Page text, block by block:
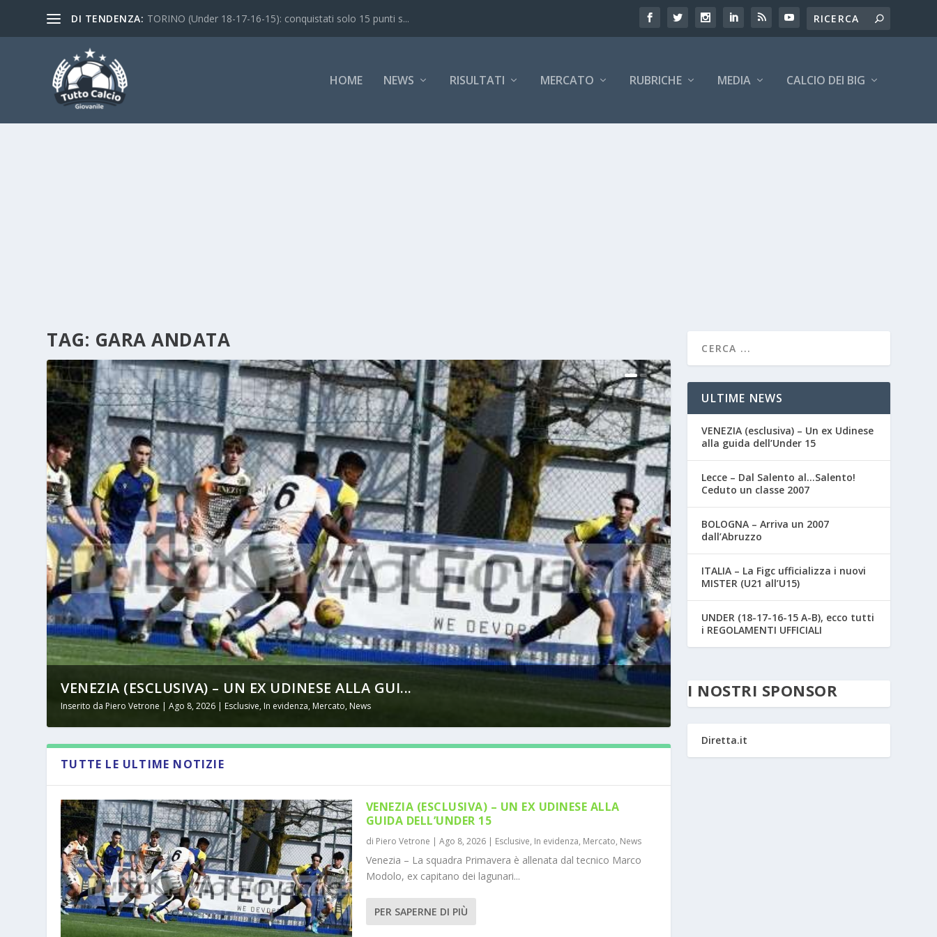
DI TENDENZA: TORINO (Under 18-17-16-15): conquistati solo 15 punti s...
HOME NEWS RISULTATI MERCATO RUBRICHE MEDIA CALCIO DEI BIG
TAG: GARA ANDATA
VENEZIA (ESCLUSIVA) – UN EX UDINESE ALLA GUI...
Inserito daPiero Vetrone |Ago 8, 2026 | Esclusive, In evidenza, Mercato,News
TUTTE LE ULTIME NOTIZIE
VENEZIA (ESCLUSIVA) – UN EX UDINESE ALLA
GUIDA DELL’UNDER 15
di Piero Vetrone | Ago 8, 2026| Esclusive, In evidenza, Mercato, News
Venezia – La squadra Primavera è allenata dal tecnico Marco
Modolo, ex capitano dei lagunari...
PER SAPERNE DI PIÙ
ULTIME NEWS
VENEZIA (esclusiva) – Un ex Udinese
alla guida dell’Under 15
Lecce – Dal Salento al…Salento!
Ceduto un classe 2007
BOLOGNA – Arriva un 2007
dall’Abruzzo
ITALIA – La Figc ufficializza i nuovi
MISTER (U21 all’U15)
UNDER (18-17-16-15 A-B), ecco tutti
i REGOLAMENTI UFFICIALI
I NOSTRI SPONSOR
Diretta.it